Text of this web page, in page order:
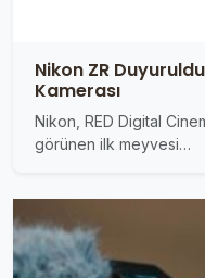
Nikon ZR
Kamerası
Nikon, RED Digital
görünen ilk meyvesi…